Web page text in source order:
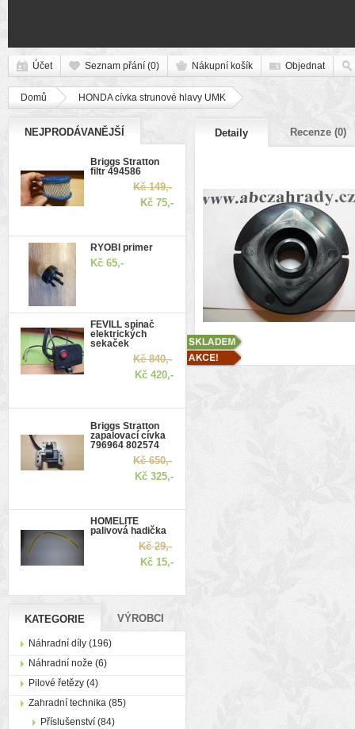
Účet Seznam přání (0) Nákupní košík Objednat
Domů HONDA cívka strunové hlavy UMK
NEJPRODÁVANĚJŠÍ
Briggs Stratton
filtr 494586
Kč 149,-
Kč 75,-
RYOBI primer
Kč 65,-
FEVILL spínač
elektrických
sekaček
Kč 840,-
Kč 420,-
Briggs Stratton
zapalovací cívka
796964 802574
Kč 650,-
Kč 325,-
HOMELITE
palivová hadička
Kč 29,-
Kč 15,-
KATEGORIE VÝROBCI
Náhradní díly (196)
Náhradní nože (6)
Pilové řetězy (4)
Zahradní technika (85)
Příslušenství (84)
Detaily Recenze (0)